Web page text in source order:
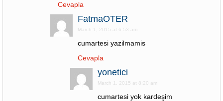
Cevapla
FatmaOTER
March 1, 2015 at 6:53 am
cumartesi yazilmamis
Cevapla
yonetici
March 1, 2015 at 8:20 am
cumartesi yok kardeşim